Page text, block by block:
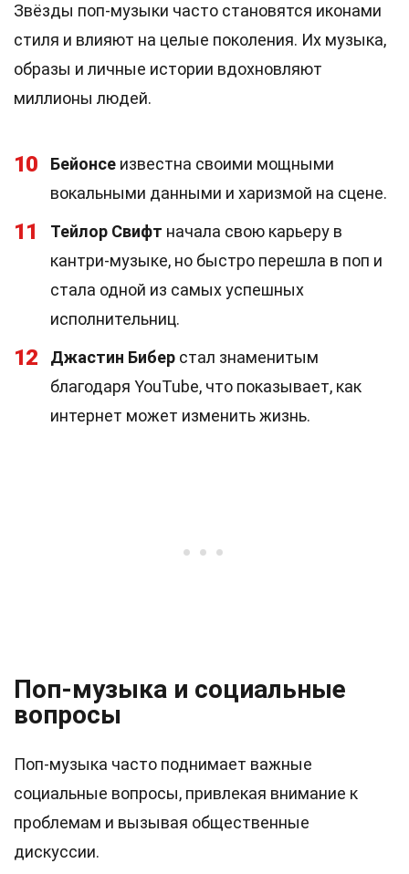
Звёзды поп-музыки часто становятся иконами
стиля и влияют на целые поколения. Их музыка,
образы и личные истории вдохновляют
миллионы людей.
10 Бейонсе известна своими мощными
вокальными данными и харизмой на сцене.
11 Тейлор Свифт начала свою карьеру в
кантри-музыке, но быстро перешла в поп и
стала одной из самых успешных
исполнительниц.
12 Джастин Бибер стал знаменитым
благодаря YouTube, что показывает, как
интернет может изменить жизнь.
Поп-музыка и социальные
вопросы
Поп-музыка часто поднимает важные
социальные вопросы, привлекая внимание к
проблемам и вызывая общественные
дискуссии.